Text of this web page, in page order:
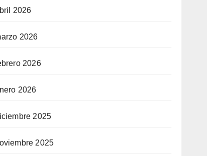
2026
2026
2026
2026
2025
2025